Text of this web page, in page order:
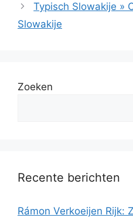
Typisch Slowakije »
Slowakije
Zoeken
Recente berichten
Rámon Verkoeijen Rijk: